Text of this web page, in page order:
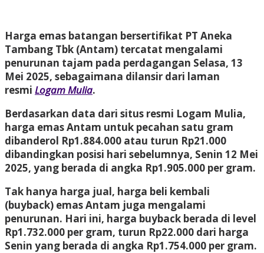
Harga emas batangan bersertifikat PT Aneka
Tambang Tbk (Antam) tercatat mengalami
penurunan tajam pada perdagangan Selasa, 13
Mei 2025, sebagaimana dilansir dari laman
resmi Logam Mulia.
Berdasarkan data dari situs resmi Logam Mulia,
harga emas Antam untuk pecahan satu gram
dibanderol Rp1.884.000 atau turun Rp21.000
dibandingkan posisi hari sebelumnya, Senin 12 Mei
2025, yang berada di angka Rp1.905.000 per gram.
Tak hanya harga jual, harga beli kembali
(buyback) emas Antam juga mengalami
penurunan. Hari ini, harga buyback berada di level
Rp1.732.000 per gram, turun Rp22.000 dari harga
Senin yang berada di angka Rp1.754.000 per gram.